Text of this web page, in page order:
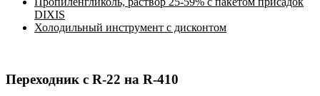
DIXIS
Холодильный инструмент с дисконтом
Переходник с R-22 на R-410